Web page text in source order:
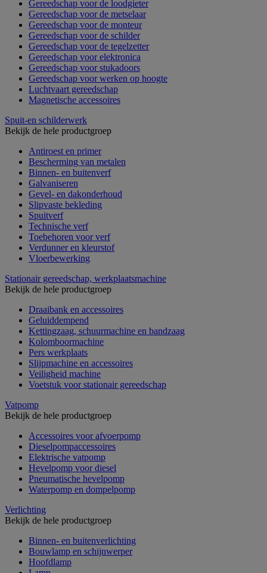
Gereedschap voor de loodgieter
Gereedschap voor de metselaar
Gereedschap voor de monteur
Gereedschap voor de schilder
Gereedschap voor de tegelzetter
Gereedschap voor elektronica
Gereedschap voor stukadoors
Gereedschap voor werken op hoogte
Luchtvaart gereedschap
Magnetische accessoires
Spuit-en schilderwerk
Bekijk de hele productgroep
Antiroest en primer
Bescherming van metalen
Binnen- en buitenverf
Galvaniseren
Gevel- en dakonderhoud
Slipvaste bekleding
Spuitverf
Technische verf
Toebehoren voor verf
Verdunner en kleurstof
Vloerbewerking
Stationair gereedschap, werkplaatsmachine
Bekijk de hele productgroep
Draaibank en accessoires
Geluiddempend
Kettingzaag, schuurmachine en bandzaag
Kolomboormachine
Pers werkplaats
Slijpmachine en accessoires
Veiligheid machine
Voetstuk voor stationair gereedschap
Vatpomp
Bekijk de hele productgroep
Accessoires voor afvoerpomp
Dieselpompaccessoires
Elektrische vatpomp
Hevelpomp voor diesel
Pneumatische hevelpomp
Waterpomp en dompelpomp
Verlichting
Bekijk de hele productgroep
Binnen- en buitenverlichting
Bouwlamp en schijnwerper
Hoofdlamp